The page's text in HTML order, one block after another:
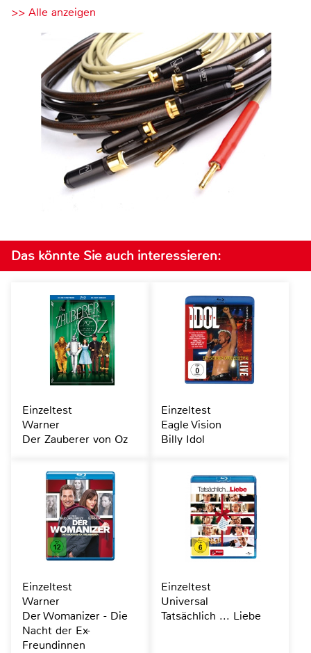
>> Alle anzeigen
Das könnte Sie auch interessieren:
Einzeltest
Warner
Der Zauberer von Oz
Einzeltest
Eagle Vision
Billy Idol
Einzeltest
Warner
Der Womanizer - Die
Nacht der Ex-
Freundinnen
Einzeltest
Universal
Tatsächlich ... Liebe